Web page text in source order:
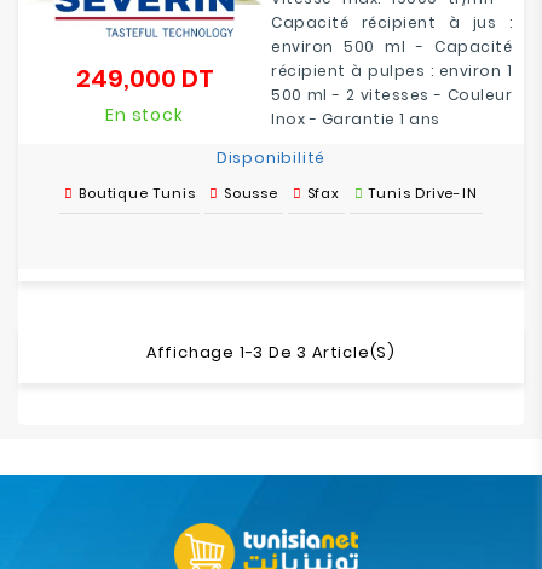
Capacité récipient à jus :
environ 500 ml - Capacité
récipient à pulpes : environ 1
500 ml - 2 vitesses - Couleur
Inox - Garantie 1 ans
249,000 DTPrix
En stock
Disponibilité
Boutique Tunis Sousse Sfax Tunis Drive-IN
Affichage 1-3 De 3 Article(s)